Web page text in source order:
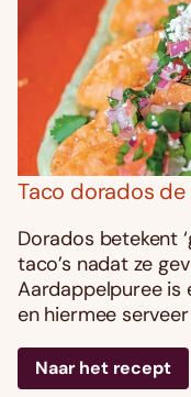
Taco dorados
Dorados betekent
taco’s nadat ze
Aardappelpuree is
en hiermee
Naar het recept